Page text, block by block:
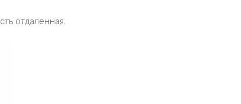
отдаленная.